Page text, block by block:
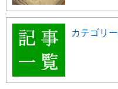
カテゴリ